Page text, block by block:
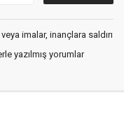
imalar, inançlara saldırı
yazılmış yorumlar